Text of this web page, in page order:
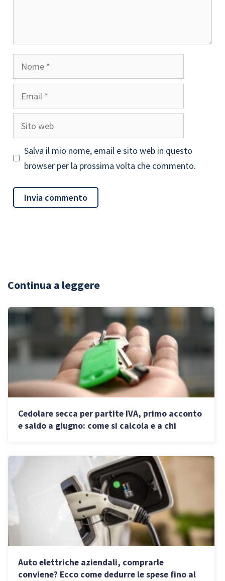
Nome
Email
Sito
web
Salva il mio nome, email e sito web in questo
browser per la prossima volta che commento.
Continua a leggere
Cedolare secca per partite IVA, primo acconto
e saldo a giugno: come si calcola e a chi
Auto elettriche aziendali, comprarle
conviene? Ecco come dedurre le spese fino al